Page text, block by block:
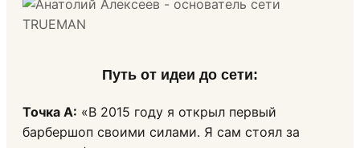
Путь от идеи до сети:
Точка А: «В 2015 году я открыл первый
барбершоп своими силами. Я сам стоял за